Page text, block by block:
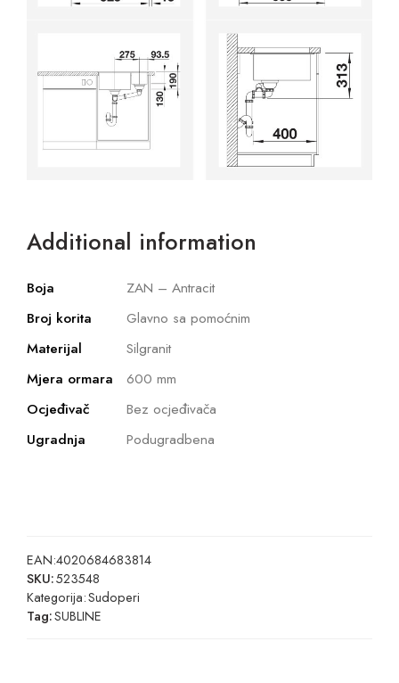
Additional information
Boja
ZAN – Antracit
Broj korita
Glavno sa pomoćnim
Materijal
Silgranit
Mjera ormara
600 mm
Ocjeđivač
Bez ocjeđivača
Ugradnja
Podugradbena
EAN:4020684683814
SKU:523548
Kategorija:Sudoperi
Tag:SUBLINE